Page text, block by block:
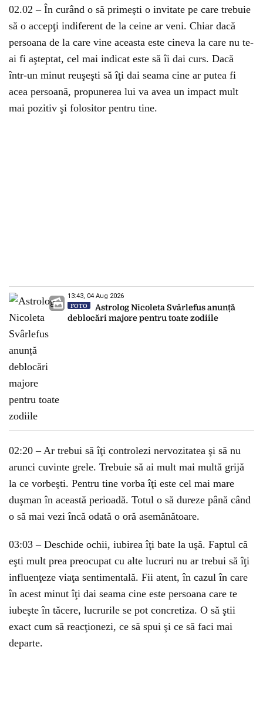
02.02 – În curând o să primeşti o invitate pe care trebuie
să o accepţi indiferent de la ceine ar veni. Chiar dacă
persoana de la care vine aceasta este cineva la care nu te-
ai fi aşteptat, cel mai indicat este să îi dai curs. Dacă
într-un minut reuşeşti să îţi dai seama cine ar putea fi
acea persoană, propunerea lui va avea un impact mult
mai pozitiv şi folositor pentru tine.
13:43, 04 Aug 2026
FOTO
Astrolog Nicoleta Svârlefus anunță
deblocări majore pentru toate zodiile
02:20 – Ar trebui să îţi controlezi nervozitatea şi să nu
arunci cuvinte grele. Trebuie să ai mult mai multă grijă
la ce vorbeşti. Pentru tine vorba îţi este cel mai mare
duşman în această perioadă. Totul o să dureze până când
o să mai vezi încă odată o oră asemănătoare.
03:03 – Deschide ochii, iubirea îţi bate la uşă. Faptul că
eşti mult prea preocupat cu alte lucruri nu ar trebui să îţi
influenţeze viaţa sentimentală. Fii atent, în cazul în care
în acest minut îţi dai seama cine este persoana care te
iubeşte în tăcere, lucrurile se pot concretiza. O să ştii
exact cum să reacţionezi, ce să spui şi ce să faci mai
departe.